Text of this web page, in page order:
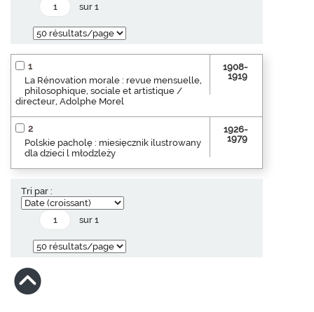
sur 1
1
La Rénovation morale : revue mensuelle,
philosophique, sociale et artistique /
directeur, Adolphe Morel
1908-
1919
2
Polskie pacholę : miesięcznik ilustrowany
dla dzieci l młodzleży
1926-
1979
Tri par :
sur 1